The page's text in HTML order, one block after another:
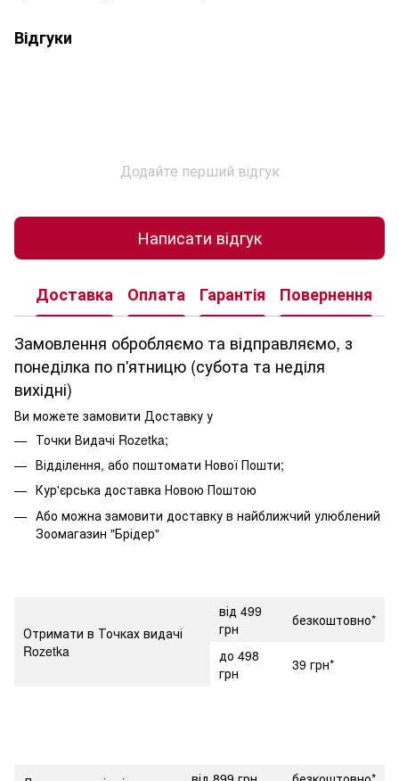
Відгуки
Додайте перший відгук
Написати відгук
Доставка Оплата Гарантія Повернення
Замовлення обробляємо та відправляємо, з
понеділка по п'ятницю (субота та неділя
вихідні)
Ви можете замовити Доставку у
Точки Видачі Rozetka;
Відділення, або поштомати Нової Пошти;
Кур'єрська доставка Новою Поштою
Або можна замовити доставку в найближчий улюблений
Зоомагазин "Брідер"
Отримати в Точках видачі
Rozetka
від 499
грн
безкоштовно*
до 498
грн
39 грн*